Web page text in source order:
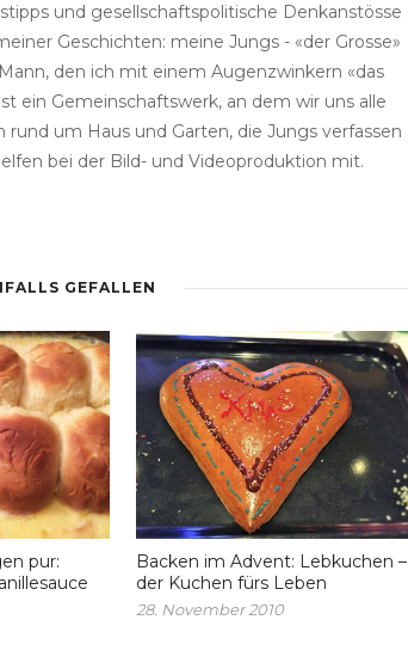
und gesellschaftspolitische Denkanstösse
Geschichten: meine Jungs - «der Grosse»
den ich mit einem Augenzwinkern «das
ein Gemeinschaftswerk, an dem wir uns alle
um Haus und Garten, die Jungs verfassen
bei der Bild- und Videoproduktion mit.
GEFALLEN
pur:
Backen im Advent: Lebkuchen –
der Kuchen fürs Leben
28. November 2010